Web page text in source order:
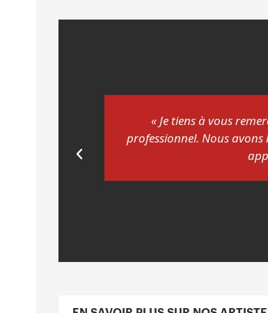
« Très bon spectacle,